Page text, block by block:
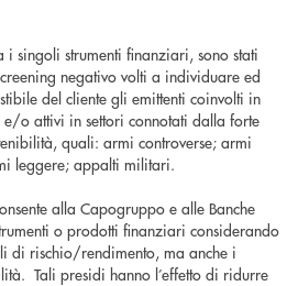
singoli strumenti finanziari, sono stati
negativo volti a individuare ed
del cliente gli emittenti coinvolti in
e/o attivi in settori connotati dalla forte
quali: armi controverse; armi
leggere; appalti militari.
alla Capogruppo e alle Banche
o prodotti finanziari considerando
di rischio/rendimento, ma anche i
Tali presidi hanno l’effetto di ridurre